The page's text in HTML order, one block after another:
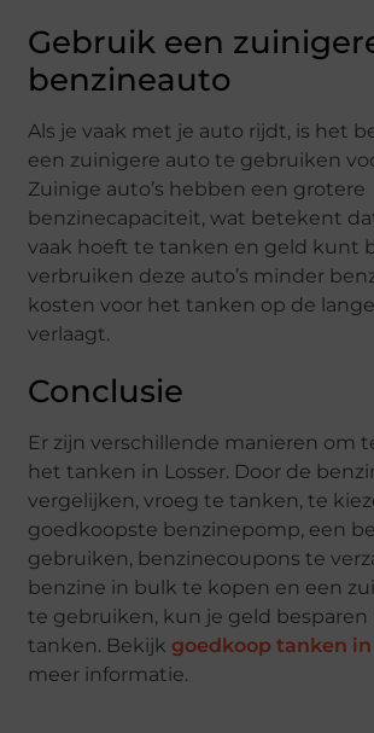
Gebruik een
benzineauto
Als je vaak met je auto rijdt, is het
een zuinigere auto te gebruiken
Zuinige auto’s hebben een grotere
benzinecapaciteit, wat betekent
vaak hoeft te tanken en geld kunt
verbruiken deze auto’s minder
kosten voor het tanken op de
verlaagt.
Conclusie
Er zijn verschillende manieren om
het tanken in Losser. Door de
vergelijken, vroeg te tanken, te
goedkoopste benzinepomp, een
gebruiken, benzinecoupons te
benzine in bulk te kopen en een
te gebruiken, kun je geld besparen
tanken. Bekijkgoedkoop tanken in
meer informatie.